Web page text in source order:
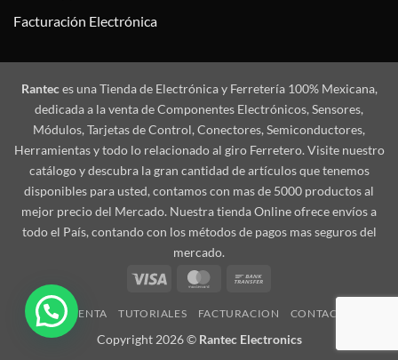
Facturación Electrónica
Ranteces una Tienda de Electrónica y Ferretería 100% Mexicana,
dedicada a la venta de Componentes Electrónicos, Sensores,
Módulos, Tarjetas de Control, Conectores, Semiconductores,
Herramientas y todo lo relacionado al giro Ferretero. Visite nuestro
catálogo y descubra la gran cantidad de artículos que tenemos
disponibles para usted, contamos con mas de 5000 productos al
mejor precio del Mercado. Nuestra tienda Online ofrece envíos a
todo el País, contando con los métodos de pagos mas seguros del
mercado.
Visa
MasterCard
MI CUENTA TUTORIALES FACTURACION CONTACTO
Copyright 2026 © Rantec Electronics